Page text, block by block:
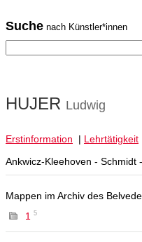
Suche nach Künstler*innen
HUJER Ludwig
Erstinformation | Lehrtätigkeit
Ankwicz-Kleehoven - Schmidt
Mappen im Archiv des
1
5